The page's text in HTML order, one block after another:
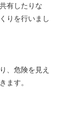
有したりな
りを行いまし
、危険を見え
ます。